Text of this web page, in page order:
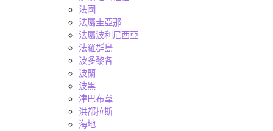
法國
法屬圭亞那
法屬波利尼西亞
法羅群島
波多黎各
波蘭
波黑
津巴布韋
洪都拉斯
海地